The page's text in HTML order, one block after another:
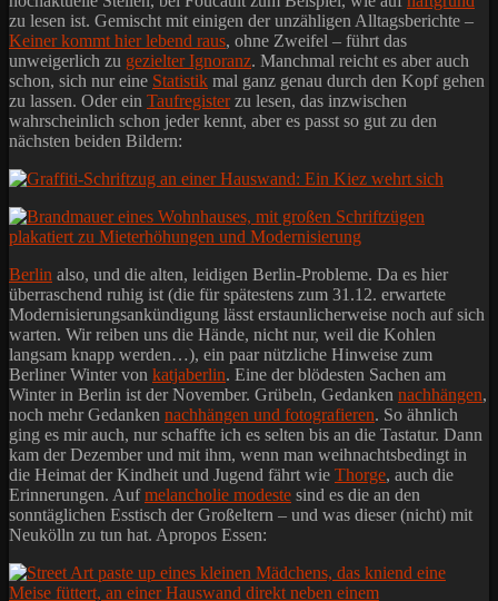
zu lesen ist. Gemischt mit einigen der unzähligen Alltagsberichte –
Keiner kommt hier lebend raus, ohne Zweifel – führt das
unweigerlich zu gezielter Ignoranz. Manchmal reicht es aber auch
schon, sich nur eine Statistik mal ganz genau durch den Kopf gehen
zu lassen. Oder ein Taufregisterzu lesen, das inzwischen
wahrscheinlich schon jeder kennt, aber es passt so gut zu den
nächsten beiden Bildern:
Berlin also, und die alten, leidigen Berlin-Probleme. Da es hier
überraschend ruhig ist (die für spätestens zum 31.12. erwartete
Modernisierungsankündigung lässt erstaunlicherweise noch auf sich
warten. Wir reiben uns die Hände, nicht nur, weil die Kohlen
langsam knapp werden…), ein paar nützliche Hinweise zum
Berliner Winter von katjaberlin. Eine der blödesten Sachen am
Winter in Berlin ist der November. Grübeln, Gedanken nachhängen,
noch mehr Gedanken nachhängen und fotografieren. So ähnlich
ging es mir auch, nur schaffte ich es selten bis an die Tastatur. Dann
kam der Dezember und mit ihm, wenn man weihnachtsbedingt in
die Heimat der Kindheit und Jugend fährt wie Thorge, auch die
Erinnerungen. Aufmelancholie modeste sind es die an den
sonntäglichen Esstisch der Großeltern – und was dieser (nicht) mit
Neukölln zu tun hat. Apropos Essen: